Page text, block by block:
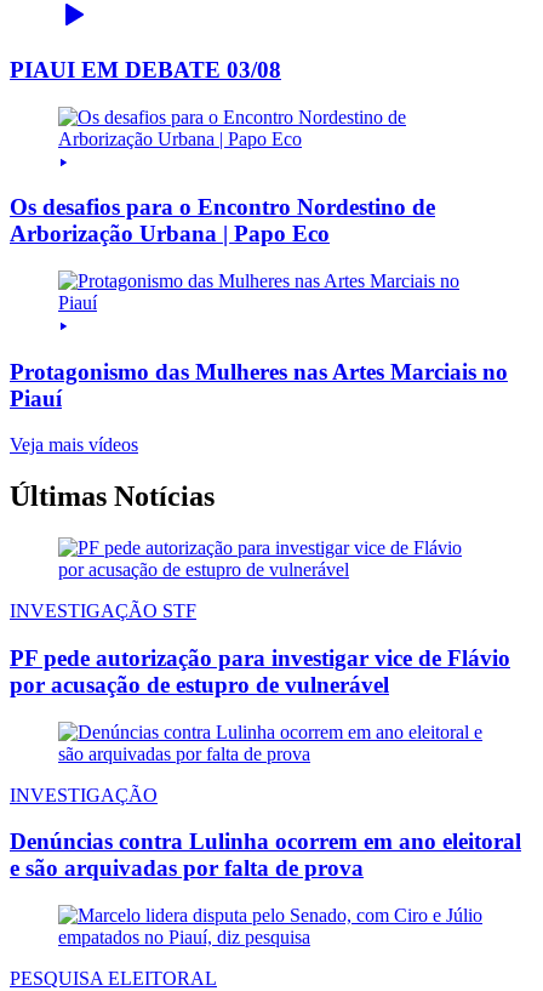
PIAUI EM DEBATE 03/08
Os desafios para o Encontro Nordestino de
Arborização Urbana | Papo Eco
Protagonismo das Mulheres nas Artes Marciais no
Piauí
Veja mais vídeos
Últimas Notícias
INVESTIGAÇÃO STF
PF pede autorização para investigar vice de Flávio
por acusação de estupro de vulnerável
INVESTIGAÇÃO
Denúncias contra Lulinha ocorrem em ano eleitoral
e são arquivadas por falta de prova
PESQUISA ELEITORAL